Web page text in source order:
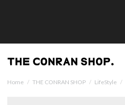
Home / THE CONRAN SHOP / LifeStyle /